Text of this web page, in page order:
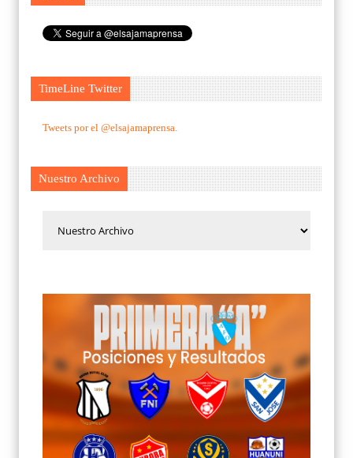
TimeLine Twitter
Tweets por el @elsajamaprensa.
Nuestro Archivo